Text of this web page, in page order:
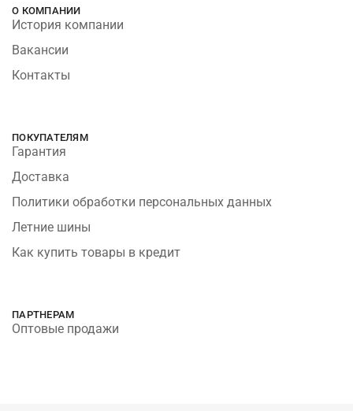
О КОМПАНИИ
История компании
Вакансии
Контакты
ПОКУПАТЕЛЯМ
Гарантия
Доставка
Политики обработки персональных данных
Летние шины
Как купить товары в кредит
ПАРТНЕРАМ
Оптовые продажи